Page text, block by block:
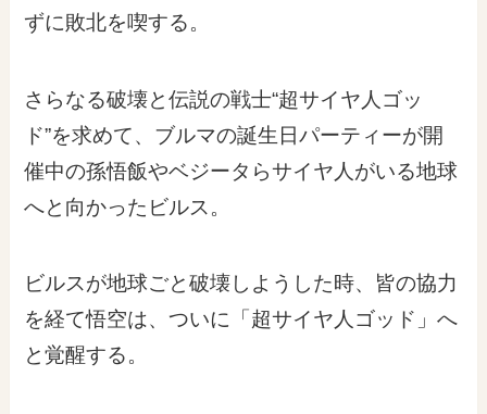
ずに敗北を喫する。
さらなる破壊と伝説の戦士“超サイヤ人ゴッ
ド”を求めて、ブルマの誕生日パーティーが開
催中の孫悟飯やベジータらサイヤ人がいる地球
へと向かったビルス。
ビルスが地球ごと破壊しようした時、皆の協力
を経て悟空は、ついに「超サイヤ人ゴッド」へ
と覚醒する。